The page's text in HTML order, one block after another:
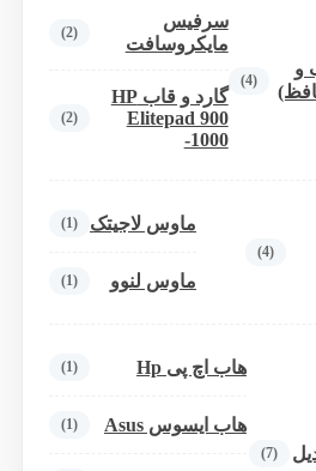
و
(4)
سرفیس
مایکروسافت
(2)
گارد و قاب HP
Elitepad 900
-1000
(2)
(4)
ماوس لاجیتک (1)
ماوس لنوو (1)
(7)
هاب اچ پی Hp (1)
هاب ایسوس Asus (1)